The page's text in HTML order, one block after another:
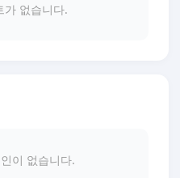
가 없습니다.
이 없습니다.